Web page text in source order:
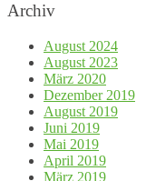
Archiv
August 2024
August 2023
März 2020
Dezember 2019
August 2019
Juni 2019
Mai 2019
April 2019
März 2019